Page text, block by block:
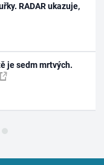
RADAR ukazuje,
je sedm mrtvých.